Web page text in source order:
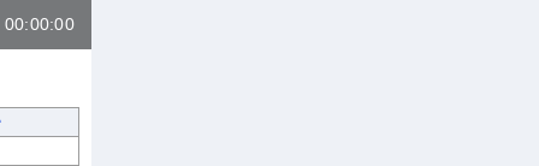
00:00:00